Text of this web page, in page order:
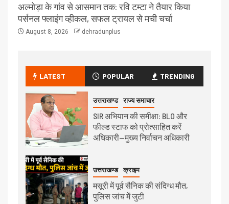
अल्मोड़ा के गांव से आसमान तक: रवि टम्टा ने तैयार किया
पर्सनल फ्लाइंग व्हीकल, सफल ट्रायल से मची चर्चा
August 8, 2026 dehradunplus
LATEST POPULAR TRENDING
उत्तराखण्ड राज्य समाचार
SIR अभियान की समीक्षा: BLO और
फील्ड स्टाफ को प्रोत्साहित करें
अधिकारी—मुख्य निर्वाचन अधिकारी
उत्तराखण्ड क्राइम
मसूरी में पूर्व सैनिक की संदिग्ध मौत,
पुलिस जांच में जुटी